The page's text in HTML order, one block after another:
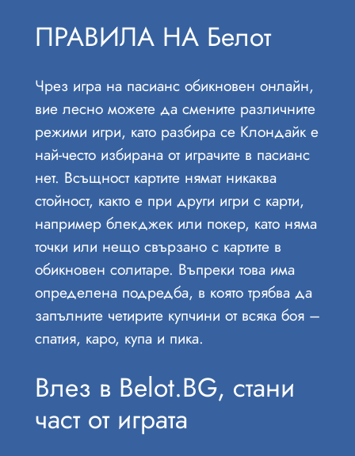
ПРАВИЛА НА Белот
Чрез игра на пасианс обикновен онлайн,
вие лесно можете да смените различните
режими игри, като разбира се Клондайк е
най-често избирана от играчите в пасианс
нет. Всъщност картите нямат никаква
стойност, както е при други игри с карти,
например блекджек или покер, като няма
точки или нещо свързано с картите в
обикновен солитаре. Въпреки това има
определена подредба, в която трябва да
запълните четирите купчини от всяка боя –
спатия, каро, купа и пика.
Влез в Belot.BG, стани
част от играта